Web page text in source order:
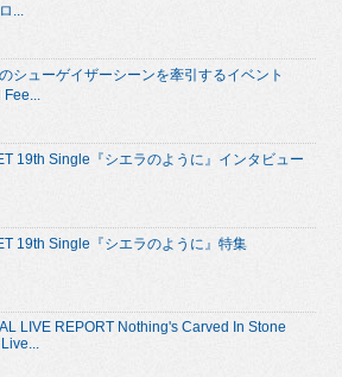
...
シューゲイザーシーンを牽引するイベント
Fee...
19th Single『シエラのように』インタビュー
19th Single『シエラのように』特集
LIVE REPORT Nothing's Carved In Stone